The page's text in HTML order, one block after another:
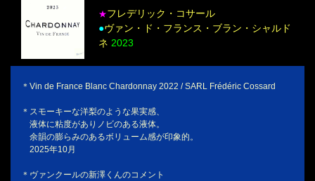
★フレデリック・コサール
●ヴァン・ド・フランス・ブラン・シャルド
ネ 2023
＊Vin de France Blanc Chardonnay 2022 / SARL Frédéric Cossard
＊スモーキーな洋梨のような果実感、
液体に粘度がありノビのある液体。
余韻の膨らみのあるボリューム感が印象的。
2025年10月
＊ヴァンクールの新澤くんのコメント